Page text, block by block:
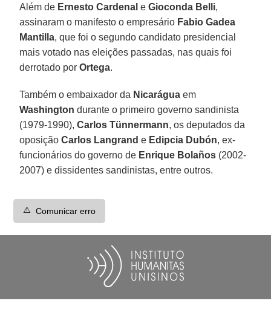
Além de Ernesto Cardenal eGioconda Belli,
assinaram o manifesto o empresário Fabio Gadea
Mantilla, que foi o segundo candidato presidencial
mais votado nas eleições passadas, nas quais foi
derrotado porOrtega.
Também o embaixador da Nicarágua em
Washington durante o primeiro governo sandinista
(1979-1990),Carlos Tünnermann, os deputados da
oposiçãoCarlos Langrand e Edipcia Dubón, ex-
funcionários do governo de Enrique Bolaños (2002-
2007) e dissidentes sandinistas, entre outros.
⚠️ Comunicar erro